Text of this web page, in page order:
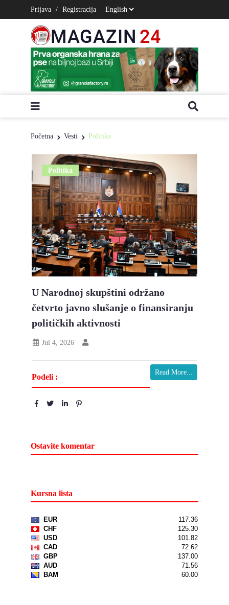
Prijava / Registracija
Početna Vesti Politika
Politika
U Narodnoj skupštini održano
četvrto javno slušanje o finansiranju
političkih aktivnosti
Jul 4, 2026
Read More...
Podeli :
Ostavite komentar
Kursna lista